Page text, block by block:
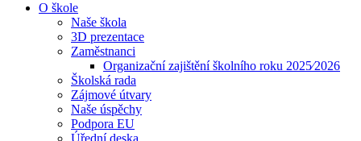
O škole
Naše škola
3D prezentace
Zaměstnanci
Organizační zajištění školního roku 2025⁄2026
Školská rada
Zájmové útvary
Naše úspěchy
Podpora EU
Úřední deska